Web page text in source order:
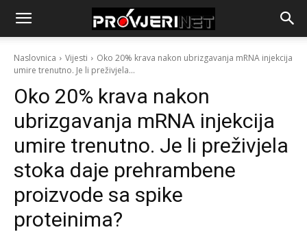
Naslovnica Vijesti
Oko 20% krava nakon ubrizgavanja mRNA injekcija
umire trenutno. Je li preživjela...
Oko 20% krava nakon
ubrizgavanja mRNA injekcija
umire trenutno. Je li preživjela
stoka daje prehrambene
proizvode sa spike
proteinima?